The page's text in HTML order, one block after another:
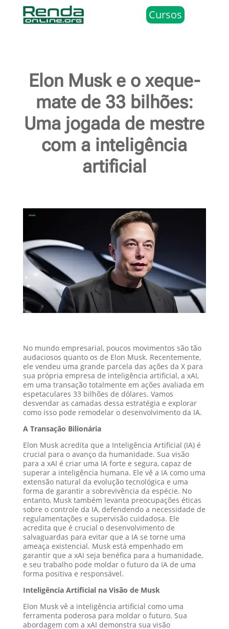
Cursos
Elon Musk e o xeque-
mate de 33 bilhões:
Uma jogada de mestre
com a inteligência
artificial
No mundo empresarial, poucos movimentos são tão
audaciosos quanto os de Elon Musk. Recentemente,
ele vendeu uma grande parcela das ações da X para
sua própria empresa de inteligência artificial, a xAI,
em uma transação totalmente em ações avaliada em
espetaculares 33 bilhões de dólares. Vamos
desvendar as camadas dessa estratégia e explorar
como isso pode remodelar o desenvolvimento da IA.
A Transação Bilionária
Elon Musk acredita que a Inteligência Artificial (IA) é
crucial para o avanço da humanidade. Sua visão
para a xAI é criar uma IA forte e segura, capaz de
superar a inteligência humana. Ele vê a IA como uma
extensão natural da evolução tecnológica e uma
forma de garantir a sobrevivência da espécie. No
entanto, Musk também levanta preocupações éticas
sobre o controle da IA, defendendo a necessidade de
regulamentações e supervisão cuidadosa. Ele
acredita que é crucial o desenvolvimento de
salvaguardas para evitar que a IA se torne uma
ameaça existencial. Musk está empenhado em
garantir que a xAI seja benéfica para a humanidade,
e seu trabalho pode moldar o futuro da IA de uma
forma positiva e responsável.
Inteligência Artificial na Visão de Musk
Elon Musk vê a inteligência artificial como uma
ferramenta poderosa para moldar o futuro. Sua
abordagem com a xAI demonstra sua visão